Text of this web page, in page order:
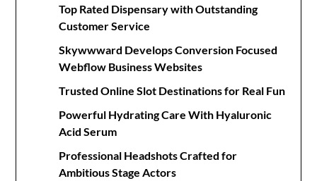
Top Rated Dispensary with Outstanding
Customer Service
Skywwward Develops Conversion Focused
Webflow Business Websites
Trusted Online Slot Destinations for Real Fun
Powerful Hydrating Care With Hyaluronic
Acid Serum
Professional Headshots Crafted for
Ambitious Stage Actors